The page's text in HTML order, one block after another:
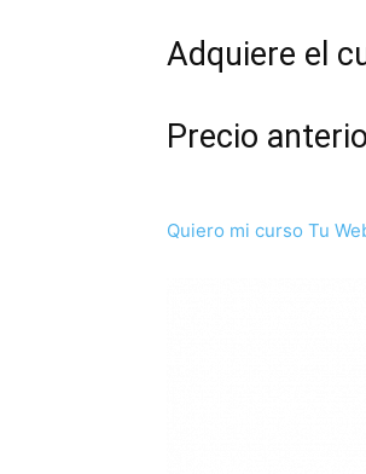
Adquiere el
Precio
Quiero mi curso Tu